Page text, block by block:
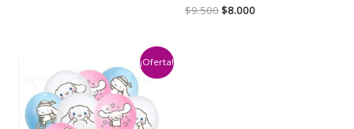
$9.500El
$8.000El
¡Oferta!